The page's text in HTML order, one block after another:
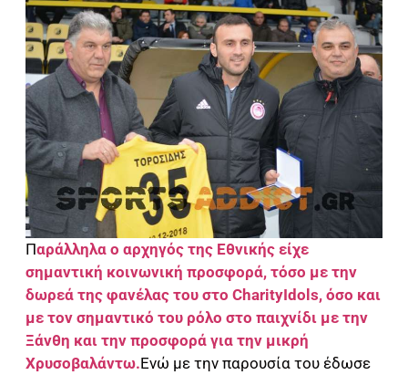
Παράλληλα ο αρχηγός της Εθνικής είχε
σημαντική κοινωνική προσφορά, τόσο με την
δωρεά της φανέλας του στο CharityIdols, όσο και
με τον σημαντικό του ρόλο στο παιχνίδι με την
Ξάνθη και την προσφορά για την μικρή
Χρυσοβαλάντω.Ενώ με την παρουσία του έδωσε